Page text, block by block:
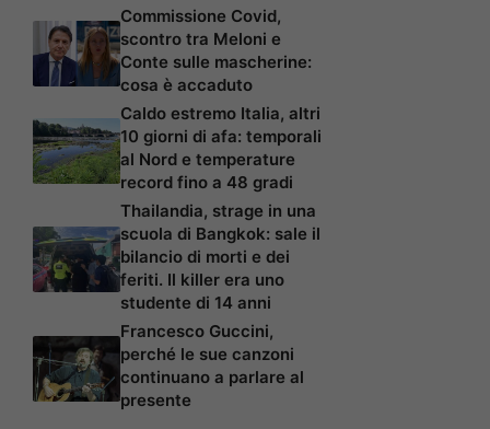
Commissione Covid,
scontro tra Meloni e
Conte sulle mascherine:
cosa è accaduto
Caldo estremo Italia, altri
10 giorni di afa: temporali
al Nord e temperature
record fino a 48 gradi
Thailandia, strage in una
scuola di Bangkok: sale il
bilancio di morti e dei
feriti. Il killer era uno
studente di 14 anni
Francesco Guccini,
perché le sue canzoni
continuano a parlare al
presente